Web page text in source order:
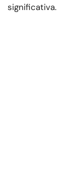
significativa.